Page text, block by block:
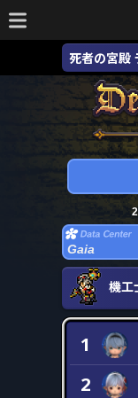
死者の宮殿
Gaia
機工
1
2